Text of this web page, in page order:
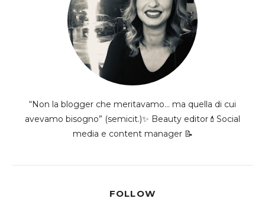
“Non la blogger che meritavamo... ma quella di cui
avevamo bisogno” (semicit.)✨ Beauty editor💄Social
media e content manager 📝
FOLLOW